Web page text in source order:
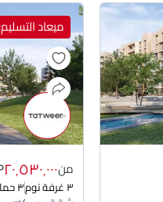
ميعاد التسليم: 2026
من٢٠٬٥٣٠٬٠٠٠
٣ غرفة نوم ٣ حمام